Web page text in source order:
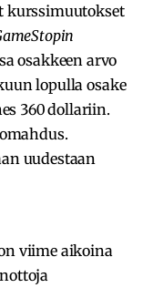
kurssimuutokset
osakkeen arvo
lopulla osake
360 dollariin.
uudestaan
viime aikoina